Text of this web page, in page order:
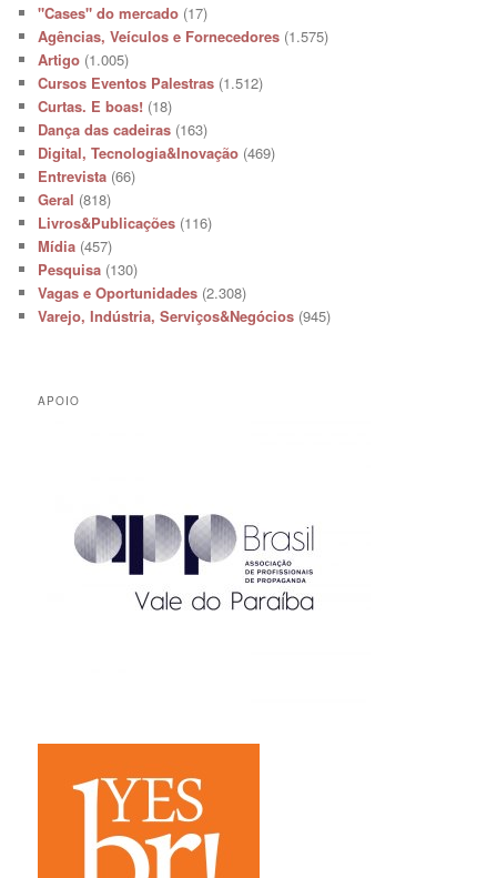
"Cases" do mercado (17)
Agências, Veículos e Fornecedores (1.575)
Artigo (1.005)
Cursos Eventos Palestras (1.512)
Curtas. E boas! (18)
Dança das cadeiras (163)
Digital, Tecnologia&Inovação (469)
Entrevista (66)
Geral (818)
Livros&Publicações (116)
Mídia (457)
Pesquisa (130)
Vagas e Oportunidades (2.308)
Varejo, Indústria, Serviços&Negócios (945)
APOIO